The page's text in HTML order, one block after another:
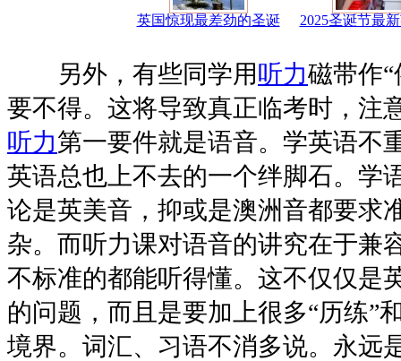
英国惊现最差劲的圣诞 2025圣诞节最
另外，有些同学用听力磁带作
要不得。这将导致真正临考时，注
听力第一要件就是语音。学英语不
英语总也上不去的一个绊脚石。学
论是英美音，抑或是澳洲音都要求
杂。而听力课对语音的讲究在于兼
不标准的都能听得懂。这不仅仅是
的问题，而且是要加上很多“历练”
境界。词汇、习语不消多说。永远